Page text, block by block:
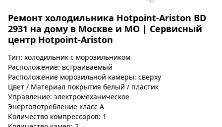
Ремонт холодильника Hotpoint-Ariston BD
2931 на дому в Москве и МО | Сервисный
центр Hotpoint-Ariston
Тип: холодильник с морозильником
Расположение: встраиваемый
Расположение морозильной камеры: сверху
Цвет / Материал покрытия белый / пластик
Управление: электромеханическое
Энергопотребление класс A
Количество компрессоров: 1